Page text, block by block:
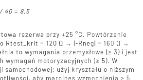
40 = 8,5
rezerwa przy +25 °C. Powtórzenie
Rtest_krit = 120 Ω → |-Rneg| = 160 Ω →
to wymagania przemysłowe (≥ 3) i jest
wymagań motoryzacyjnych (≥ 5). W
samochodowej: użyj kryształu o niższym
aby margines wzmocnienia ≥ 5